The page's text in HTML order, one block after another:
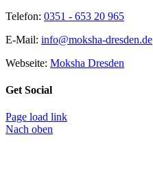
Telefon: 0351 - 653 20 965
E-Mail: info@moksha-dresden.de
Webseite: Moksha Dresden
Get Social
Page load link
Nach oben